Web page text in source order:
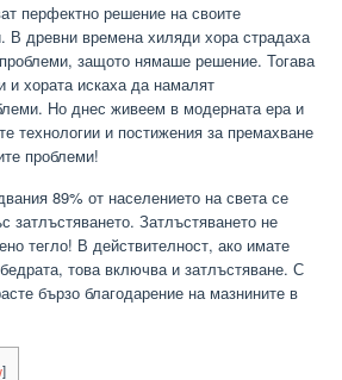
перфектно решение на своите
В древни времена хиляди хора страдаха
защото нямаше решение. Тогава
и хората искаха да намалят
Но днес живеем в модерната ера и
технологии и постижения за премахване
проблеми!
89% от населението на света се
затлъстяването. Затлъстяването не
тегло! В действителност, ако имате
това включва и затлъстяване. С
бързо благодарение на мазнините в
]